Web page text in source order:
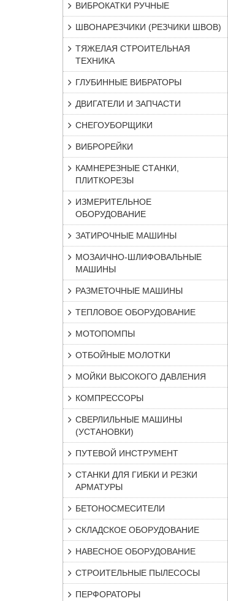
ВИБРОКАТКИ РУЧНЫЕ
ШВОНАРЕЗЧИКИ (РЕЗЧИКИ ШВОВ)
ТЯЖЕЛАЯ СТРОИТЕЛЬНАЯ
ТЕХНИКА
ГЛУБИННЫЕ ВИБРАТОРЫ
ДВИГАТЕЛИ И ЗАПЧАСТИ
СНЕГОУБОРЩИКИ
ВИБРОРЕЙКИ
КАМНЕРЕЗНЫЕ СТАНКИ,
ПЛИТКОРЕЗЫ
ИЗМЕРИТЕЛЬНОЕ
ОБОРУДОВАНИЕ
ЗАТИРОЧНЫЕ МАШИНЫ
МОЗАИЧНО-ШЛИФОВАЛЬНЫЕ
МАШИНЫ
РАЗМЕТОЧНЫЕ МАШИНЫ
ТЕПЛОВОЕ ОБОРУДОВАНИЕ
МОТОПОМПЫ
ОТБОЙНЫЕ МОЛОТКИ
МОЙКИ ВЫСОКОГО ДАВЛЕНИЯ
КОМПРЕССОРЫ
СВЕРЛИЛЬНЫЕ МАШИНЫ
(УСТАНОВКИ)
ПУТЕВОЙ ИНСТРУМЕНТ
СТАНКИ ДЛЯ ГИБКИ И РЕЗКИ
АРМАТУРЫ
БЕТОНОСМЕСИТЕЛИ
СКЛАДСКОЕ ОБОРУДОВАНИЕ
НАВЕСНОЕ ОБОРУДОВАНИЕ
СТРОИТЕЛЬНЫЕ ПЫЛЕСОСЫ
ПЕРФОРАТОРЫ